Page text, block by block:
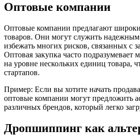
Оптовые компании
Оптовые компании предлагают
товаров. Они могут служить
избежать многих рисков, связанных с
Оптовая закупка часто
на уровне нескольких единиц товара,
стартапов.
Пример: Если вы хотите начать
оптовые компании могут предложить
различных брендов, который легко
Дропшиппинг как